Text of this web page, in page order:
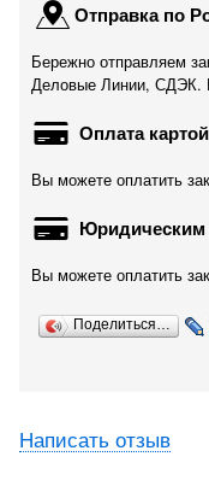
Отправка по
Бережно отправляем
Деловые Линии, СДЭК.
Оплата картой
Вы можете оплатить
Вы можете оплатить
Поделиться…
Написать отзыв